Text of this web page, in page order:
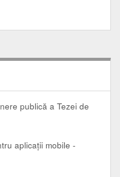
publică a Tezei de
aplicații mobile -